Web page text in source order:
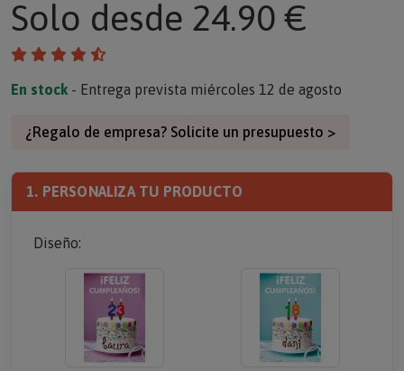
Solo desde 24.90 €
En stock - Entrega prevista miércoles 12 de agosto
¿Regalo de empresa? Solicite un presupuesto >
1. PERSONALIZA TU PRODUCTO
Diseño: